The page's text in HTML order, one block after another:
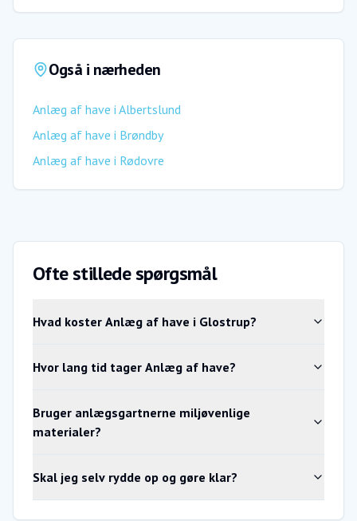
Også i nærheden
Anlæg af have i Albertslund
Anlæg af have i Brøndby
Anlæg af have i Rødovre
Ofte stillede spørgsmål
Hvad koster Anlæg af have i Glostrup?
Hvor lang tid tager Anlæg af have?
Bruger anlægsgartnerne miljøvenlige
materialer?
Skal jeg selv rydde op og gøre klar?